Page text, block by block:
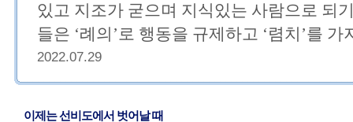
있고 지조가 굳으며 지식있는 사람으로 되
들은 ‘례의’로 행동을 규제하고 ‘렴치’를 가
2022.07.29
이제는 선비도에서 벗어날 때